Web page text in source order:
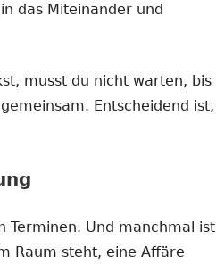
das Miteinander und
musst du nicht warten, bis
Entscheidend ist,
Terminen. Und manchmal ist
Raum steht, eine Affäre